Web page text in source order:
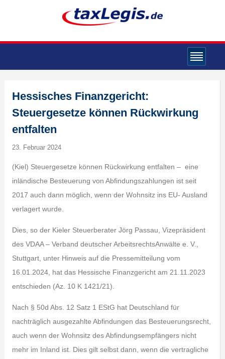
Hessisches Finanzgericht:
Steuergesetze können Rückwirkung
entfalten
23. Februar 2024
(Kiel) Steuergesetze können Rückwirkung entfalten – eine
inländische Besteuerung von Abfindungszahlungen ist seit
2017 auch dann möglich, wenn der Wohnsitz ins EU- Ausland
verlagert wurde.
Dies, so der Kieler Steuerberater Jörg Passau, Vizepräsident
des VDAA – Verband deutscher ArbeitsrechtsAnwälte e. V.,
Stuttgart, unter Hinweis auf die Pressemitteilung vom
16.01.2024, hat das Hessische Finanzgericht am 21.11.2023
entschieden (Az. 10 K 1421/21).
Nach § 50d Abs. 12 Satz 1 EStG hat Deutschland für
nachträglich ausgezahlte Abfindungen das Besteuerungsrecht,
auch wenn der Wohnsitz des Abfindungsempfängers nicht
mehr im Inland ist. Dies gilt selbst dann, wenn die vertragliche